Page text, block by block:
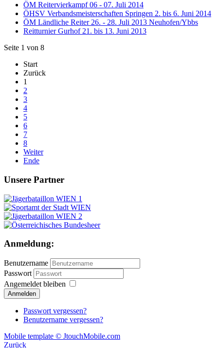
ÖM Reitervierkampf 06 - 07. Juli 2014
ÖHSV Verbandsmeisterschaften Springen 2. bis 6. Juni 2014
ÖM Ländliche Reiter 26. - 28. Juli 2013 Neuhofen/Ybbs
Reitturnier Gurhof 21. bis 13. Juni 2013
Seite 1 von 8
Start
Zurück
1
2
3
4
5
6
7
8
Weiter
Ende
Unsere Partner
Anmeldung:
Benutzername
Passwort
Angemeldet bleiben
Passwort vergessen?
Benutzername vergessen?
Mobile template © JtouchMobile.com
Zurück